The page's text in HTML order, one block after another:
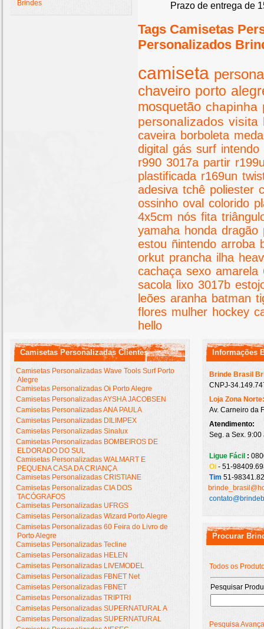
Brindes
Prazo de entrega de
Tags Camisetas
Personalizados
camiseta
chaveiro porto
mosquetão chapinha
personalizados visita
caveira borboleta
digital gás surf intendo
r990 3017a partir
plastificada r169un
adesiva tchê poliester
ossinho oval colorido
4x5cm nós fita
yamaha honda dragão
estou ñintendo arroba
orkut prancha ilha
cachaça sexo amarela
sacola lixo 3017b
leões aranha batman
flores mulher hockey
hello
Camisetas Personalizadas Clientes
Camisetas Personalizadas Wave Tools Surf Porto
Alegre
Camisetas Personalizadas Oi Porto Alegre
Camisetas Personalizadas AYSHA JACOBSEN
Camisetas Personalizadas ANA PAULA
Camisetas Personalizadas DILIMPEX
Camisetas Personalizadas Sinalux
Camisetas Personalizadas BOMBEIROS DE
ELDORADO DO SUL
Camisetas Personalizadas WALMART E
PEQUENA CASA DA CRIANÇA
Camisetas Personalizadas CRISTIANE
Camisetas Personalizadas CIA DOS
TACÓGRAFOS
Camisetas Personalizadas UFRGS
Camisetas Personalizadas Wizard Porto Alegre
Camisetas Personalizadas 60 Feira do Livro de
Porto Alegre
Camisetas Personalizadas Tecline
Camisetas Personalizadas HELEN
Camisetas Personalizadas LIVEMODEL
Camisetas Personalizadas FBNET Net
Camisetas Personalizadas FBNET
Camisetas Personalizadas TRIPTRI
Camisetas Personalizadas SUPERNATURAL A
Camisetas Personalizadas SUPERNATURAL
Informações
Brinde Brasil
CNPJ-
Loja Zona
Av. Carneiro da
Atendimento:
Seg. a Sex.
Ligue Fácil :
Oi - 51-
Tim 51-
Procurar
Todos os
Pesquisar
Pesquisa